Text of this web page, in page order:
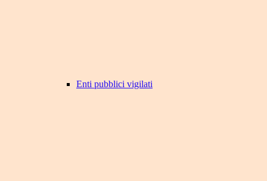
Enti pubblici vigilati